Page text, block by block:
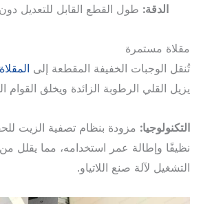
الدقة: طول القطع القابل للتعديل
مقلاة مستمرة
تُنقل الوجبات الخفيفة المقطعة إلى
يزيل القلي الرطوبة الزائدة ويخلق القوام
التكنولوجيا: مزودة بنظام تصفية الزيت
نظيفًا وإطالة عمر استخدامه، مما يقلل
التشغيل لآلة صنع اللاتياو.